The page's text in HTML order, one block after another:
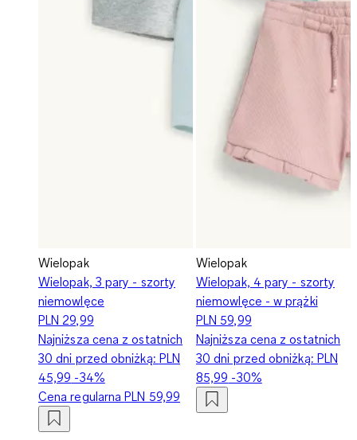
Wielopak
Wielopak, 3 pary - szorty
niemowlęce
PLN 29,99
Najniższa cena z ostatnich
30 dni przed obniżką: PLN
45,99 -34%
Cena regularnaPLN 59,99
Wielopak
Wielopak, 4 pary - szorty
niemowlęce - w prążki
PLN 59,99
Najniższa cena z ostatnich
30 dni przed obniżką: PLN
85,99 -30%